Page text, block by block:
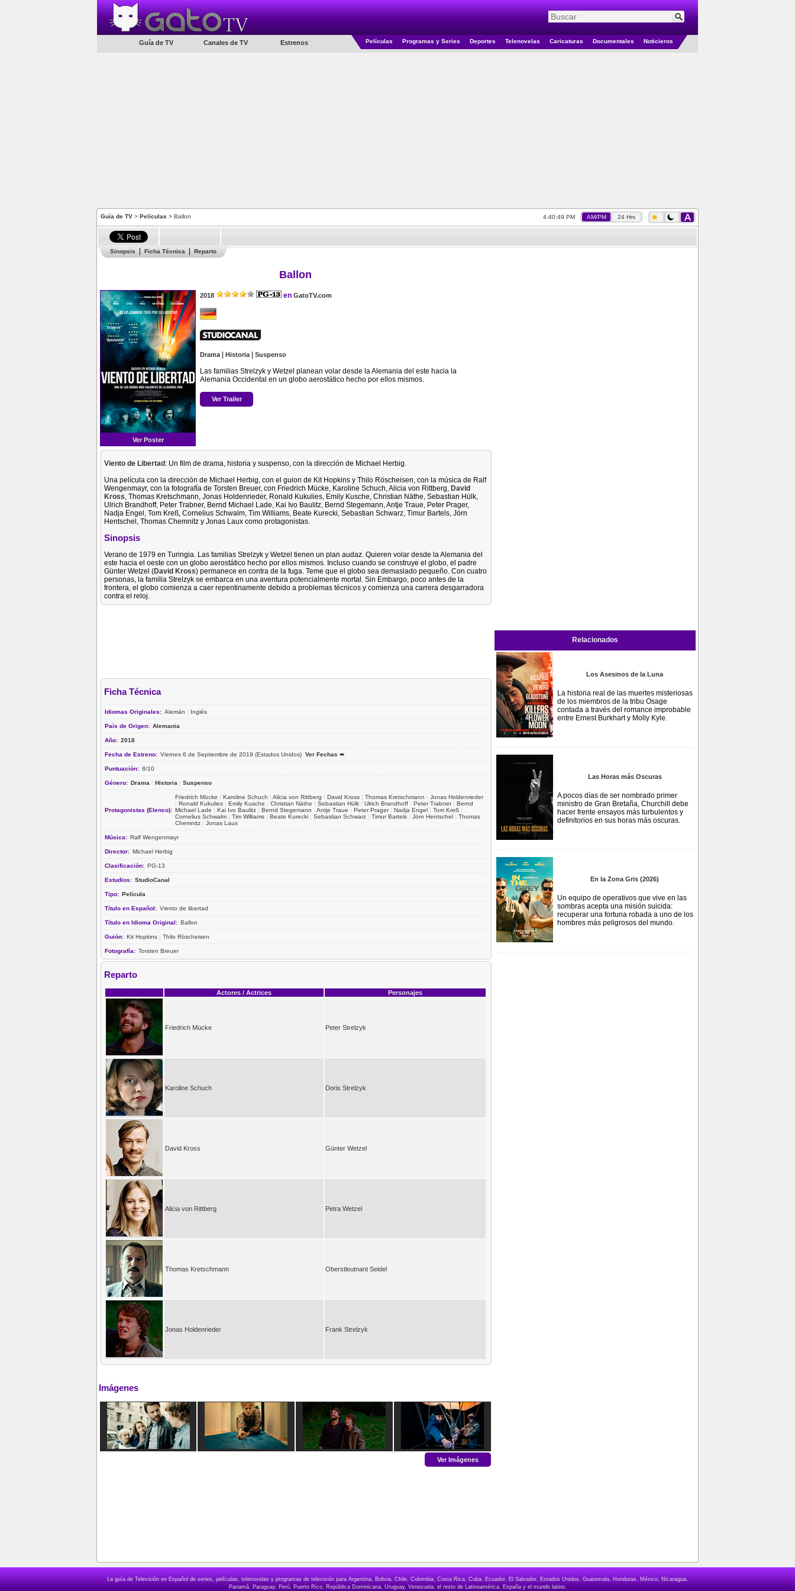
Guía de TV Canales de TV Estrenos Películas Programas y Series Deportes Telenovelas Caricaturas Documentales Noticieros
Guía de TV > Películas > Ballon 4:40:50 PM AM/PM 24 Hrs
Sinopsis Ficha Técnica Reparto
Ballon
Ver Poster
2018 en GatoTV.com
Drama| Historia| Suspenso
Las familias Strelzyk y Wetzel planean volar desde la Alemania del este hacia la
Alemania Occidental en un globo aerostático hecho por ellos mismos.
Ver Trailer
Viento de Libertad : Un film de drama, historia y suspenso, con la dirección de Michael Herbig.
Una película con la dirección de Michael Herbig, con el guion de Kit Hopkins y Thilo Röscheisen, con la música de Ralf
Wengenmayr, con la fotografía de Torsten Breuer, con Friedrich Mücke, Karoline Schuch, Alicia von Rittberg, David
Kross, Thomas Kretschmann, Jonas Holdenrieder, Ronald Kukulies, Emily Kusche, Christian Näthe, Sebastian Hülk,
Ulrich Brandhoff, Peter Trabner, Bernd Michael Lade, Kai Ivo Baulitz, Bernd Stegemann, Antje Traue, Peter Prager,
Nadja Engel, Tom Kreß, Cornelius Schwalm, Tim Williams, Beate Kurecki, Sebastian Schwarz, Timur Bartels, Jörn
Hentschel, Thomas Chemnitz y Jonas Laux como protagonistas.
Sinopsis
Verano de 1979 en Turingia. Las familias Strelzyk y Wetzel tienen un plan audaz. Quieren volar desde la Alemania del
este hacia el oeste con un globo aerostático hecho por ellos mismos. Incluso cuando se construye el globo, el padre
Günter Wetzel (David Kross) permanece en contra de la fuga. Teme que el globo sea demasiado pequeño. Con cuatro
personas, la familia Strelzyk se embarca en una aventura potencialmente mortal. Sin Embargo, poco antes de la
frontera, el globo comienza a caer repentinamente debido a problemas técnicos y comienza una carrera desgarradora
contra el reloj.
Ficha Técnica
Idiomas Originales: Alemán | Inglés
País de Origen: Alemania
Año: 2018
Fecha de Estreno: Viernes 6 de Septiembre de 2019 (Estados Unidos) Ver Fechas ➨
Puntuación: 8/10
Género: Drama | Historia | Suspenso
Protagonistas (Elenco):
Friedrich Mücke | Karoline Schuch | Alicia von Rittberg | David Kross | Thomas Kretschmann | Jonas Holdenrieder
| Ronald Kukulies | Emily Kusche | Christian Näthe | Sebastian Hülk | Ulrich Brandhoff | Peter Trabner| Bernd
Michael Lade | Kai Ivo Baulitz | Bernd Stegemann | Antje Traue | Peter Prager| Nadja Engel | Tom Kreß |
Cornelius Schwalm | Tim Williams | Beate Kurecki | Sebastian Schwarz | Timur Bartels | Jörn Hentschel | Thomas
Chemnitz | Jonas Laux
Música: Ralf Wengenmayr
Director: Michael Herbig
Clasificación: PG-13
Estudios: StudioCanal
Tipo: Película
Título en Español: Viento de libertad
Título en Idioma Original: Ballon
Guión: Kit Hopkins | Thilo Röscheisen
Fotografía: Torsten Breuer
Reparto
Actores / Actrices Personajes
Friedrich Mücke Peter Strelzyk
Karoline Schuch Doris Strelzyk
David Kross Günter Wetzel
Alicia von Rittberg Petra Wetzel
Thomas Kretschmann Oberstleutnant Seidel
Jonas Holdenrieder Frank Strelzyk
Imágenes
Ver Imágenes
Relacionados
Los Asesinos de la Luna
La historia real de las muertes misteriosas
de los miembros de la tribu Osage
contada a través del romance improbable
entre Ernest Burkhart y Molly Kyle.
Las Horas más Oscuras
A pocos días de ser nombrado primer
ministro de Gran Bretaña, Churchill debe
hacer frente ensayos más turbulentos y
definitorios en sus horas más oscuras.
En la Zona Gris (2026)
Un equipo de operativos que vive en las
sombras acepta una misión suicida:
recuperar una fortuna robada a uno de los
hombres más peligrosos del mundo.
La guía de Televisión en Español de series, películas, telenovelas y programas de televisión para Argentina, Bolivia, Chile, Colombia, Costa Rica, Cuba, Ecuador, El Salvador, Estados Unidos, Guatemala, Honduras, México, Nicaragua,
Panamá, Paraguay, Perú, Puerto Rico, República Dominicana, Uruguay, Venezuela, el resto de Latinoamérica, España y el mundo latino.